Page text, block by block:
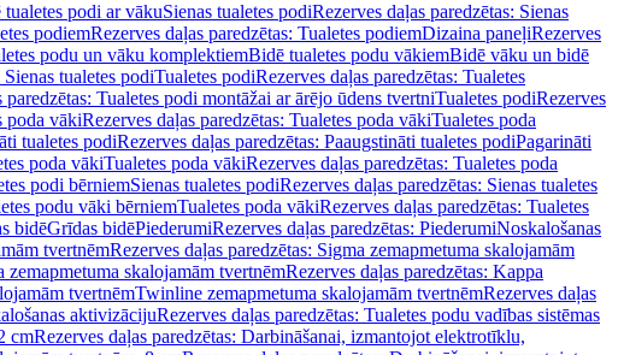
tualetes podi ar vākuSienas tualetes podiRezerves daļas paredzētas: Sienas
podiemRezerves daļas paredzētas: Tualetes podiemDizaina paneļiRezerves
podu un vāku komplektiemBidē tualetes podu vākiemBidē vāku un bidē
tualetes podiTualetes podiRezerves daļas paredzētas: Tualetes
paredzētas: Tualetes podi montāžai ar ārējo ūdens tvertniTualetes podiRezerves
poda vākiRezerves daļas paredzētas: Tualetes poda vākiTualetes poda
tualetes podiRezerves daļas paredzētas: Paaugstināti tualetes podiPagarināti
poda vākiTualetes poda vākiRezerves daļas paredzētas: Tualetes poda
podi bērniemSienas tualetes podiRezerves daļas paredzētas: Sienas tualetes
podu vāki bērniemTualetes poda vākiRezerves daļas paredzētas: Tualetes
bidēGrīdas bidēPiederumiRezerves daļas paredzētas: PiederumiNoskalošanas
tvertnēmRezerves daļas paredzētas: Sigma zemapmetuma skalojamām
zemapmetuma skalojamām tvertnēmRezerves daļas paredzētas: Kappa
tvertnēmTwinline zemapmetuma skalojamām tvertnēmRezerves daļas
aktivizācijuRezerves daļas paredzētas: Tualetes podu vadības sistēmas
cmRezerves daļas paredzētas: Darbināšanai, izmantojot elektrotīklu,